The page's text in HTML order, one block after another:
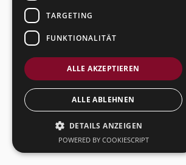
TARGETING
FUNKTIONALITÄT
ALLE AKZEPTIEREN
ALLE ABLEHNEN
DETAILS ANZEIGEN
POWERED BY COOKIESCRIPT